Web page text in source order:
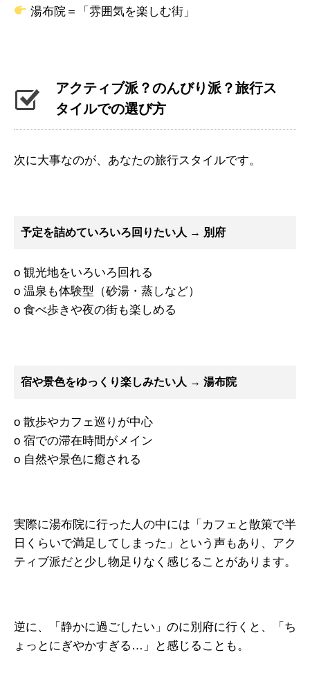
湯布院＝「雰囲気を楽しむ街」
アクティブ派？のんびり派？旅行ス
タイルでの選び方
次に大事なのが、あなたの旅行スタイルです。
予定を詰めていろいろ回りたい人 → 別府
o 観光地をいろいろ回れる
o 温泉も体験型（砂湯・蒸しなど）
o 食べ歩きや夜の街も楽しめる
宿や景色をゆっくり楽しみたい人 → 湯布院
o 散歩やカフェ巡りが中心
o 宿での滞在時間がメイン
o 自然や景色に癒される
実際に湯布院に行った人の中には「カフェと散策で半
日くらいで満足してしまった」という声もあり、アク
ティブ派だと少し物足りなく感じることがあります。
逆に、「静かに過ごしたい」のに別府に行くと、「ち
ょっとにぎやかすぎる…」と感じることも。